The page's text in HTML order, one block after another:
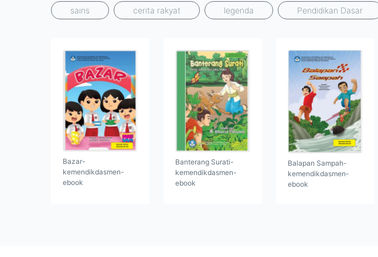
sains cerita rakyat legenda Pendidikan Dasar
Bazar-
kemendikdasmen-
ebook
Banterang Surati-
kemendikdasmen-
ebook
Balapan Sampah-
kemendikdasmen-
ebook